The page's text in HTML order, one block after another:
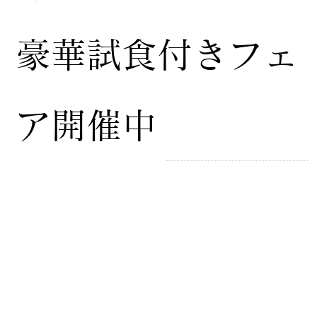
豪華試食付きフェ
ア開催中